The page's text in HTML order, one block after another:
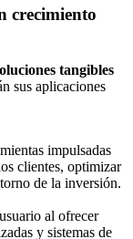
crecimiento
tangibles
sus aplicaciones
impulsadas
clientes, optimizar
de la inversión.
al ofrecer
y sistemas de